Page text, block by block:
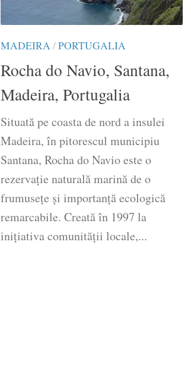
MADEIRA/PORTUGALIA
Rocha do Navio, Santana,
Madeira, Portugalia
Situată pe coasta de nord a insulei
Madeira, în pitorescul municipiu
Santana, Rocha do Navio este o
rezervație naturală marină de o
frumusețe și importanță ecologică
remarcabile. Creată în 1997 la
inițiativa comunității locale,...